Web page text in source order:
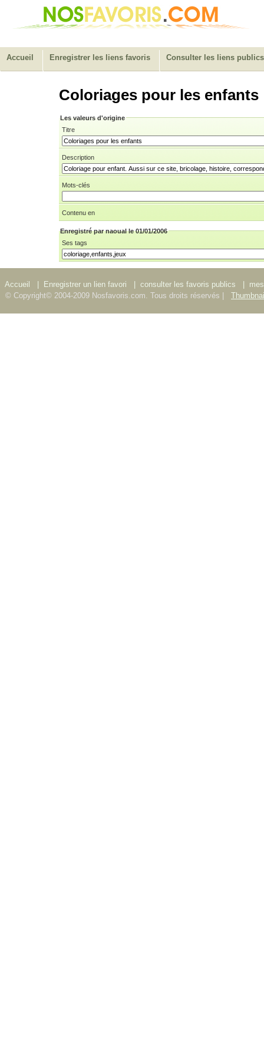
Accueil Enregistrer les liens favoris Consulter les liens publics
Coloriages pour les enfants
Les valeurs d'origine
Titre
Description
Mots-clés
Contenu en
Enregistré par naoual le 01/01/2006
Ses tags
Accueil | Enregistrer un lien favori | consulter les favoris publics |
© Copyright© 2004-2009 Nosfavoris.com. Tous droits réservés |